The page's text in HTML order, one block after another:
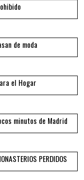
07
de moda
08
el Hogar
09
minutos de Madrid
10
PERDIDOS
11